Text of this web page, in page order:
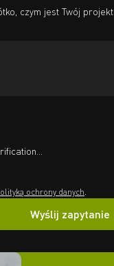
czym jest Twój projekt.
ochrony danych
Wyślij zapytanie